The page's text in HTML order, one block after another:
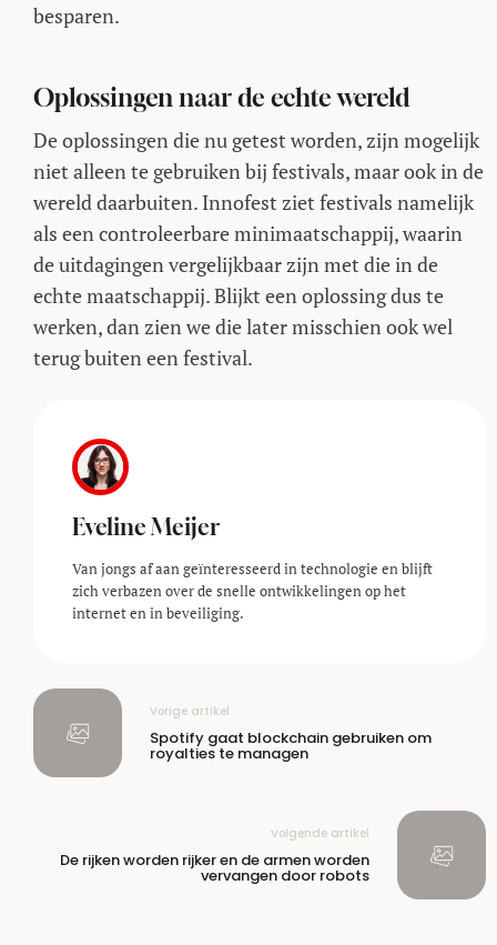
besparen.
Oplossingen naar de echte wereld
De oplossingen die nu getest worden, zijn mogelijk
niet alleen te gebruiken bij festivals, maar ook in de
wereld daarbuiten. Innofest ziet festivals namelijk
als een controleerbare minimaatschappij, waarin
de uitdagingen vergelijkbaar zijn met die in de
echte maatschappij. Blijkt een oplossing dus te
werken, dan zien we die later misschien ook wel
terug buiten een festival.
Eveline Meijer
Van jongs af aan geïnteresseerd in technologie en blijft
zich verbazen over de snelle ontwikkelingen op het
internet en in beveiliging.
Vorige artikel
Spotify gaat blockchain gebruiken om
royalties te managen
Volgende artikel
De rijken worden rijker en de armen worden
vervangen door robots